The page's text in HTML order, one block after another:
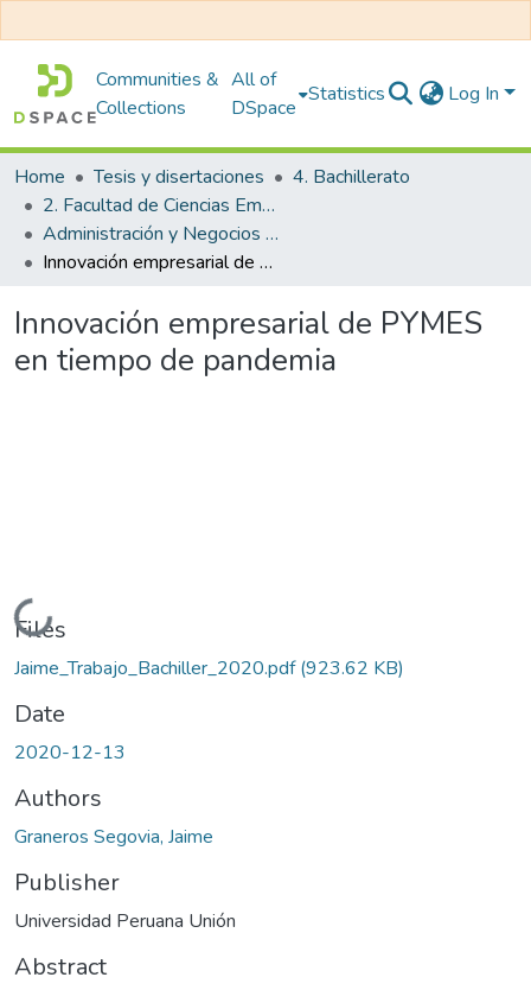
Communities &
Collections
All of
DSpace
Statistics Log In
Home Tesis y disertaciones
4. Bachillerato
2. Facultad de Ciencias Empresariales
Administración y Negocios Internacionales
Innovación empresarial de PYMES en tiempo de pandemia
Innovación empresarial de PYMES
en tiempo de pandemia
Loading...
Files
Jaime_Trabajo_Bachiller_2020.pdf(923.62 KB)
Date
2020-12-13
Authors
Graneros Segovia, Jaime
Publisher
Universidad Peruana Unión
Abstract